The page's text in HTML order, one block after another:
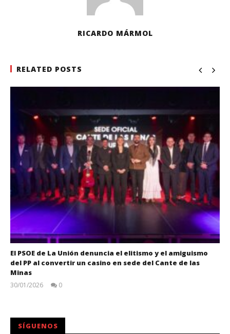
RICARDO MÁRMOL
RELATED POSTS
El PSOE de La Unión denuncia el elitismo y el amiguismo
del PP al convertir un casino en sede del Cante de las
Minas
30/01/2026
0
SÍGUENOS